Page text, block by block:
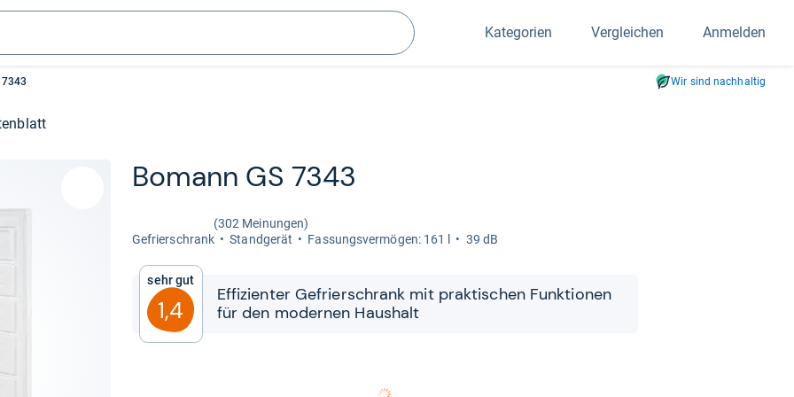
Suchen
Kategorien Vergleichen Anmelden
7343 Wir sind nachhaltig
Bomann GS 7343
(302 Meinungen)
Gefrier­schrank
Stand­ge­rät Fas­sungs­ver­mö­gen: 161 l 39 dB
Sehr gut
1,4
Effi­zi­en­ter Gefrier­schrank mit prak­ti­schen Funk­tio­nen
für den moder­nen Haus­halt